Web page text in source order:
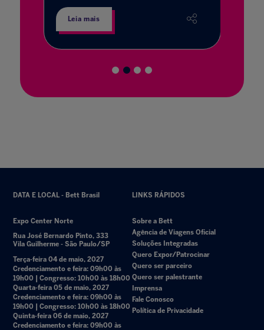
Leia mais
DATA E LOCAL - Bett Brasil
Expo Center Norte
Rua José Bernardo Pinto, 333
Vila Guilherme - São Paulo/SP
Terça-feira 04 de maio, 2027
Credenciamento e feira: 09h00 às
19h00 | Congresso: 10h00 às 18h00
Quarta-feira 05 de maio, 2027
Credenciamento e feira: 09h00 às
19h00 | Congresso: 10h00 às 18h00
Quinta-feira 06 de maio, 2027
Credenciamento e feira: 09h00 às
LINKS RÁPIDOS
Sobre a Bett
Agência de Viagens Oficial
Soluções Integradas
Quero Expor/Patrocinar
Quero ser parceiro
Quero ser palestrante
Imprensa
Fale Conosco
Política de Privacidade